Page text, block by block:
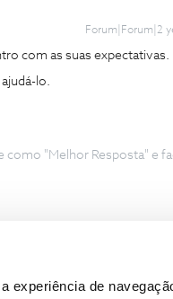
experiência de
Forum|Forum|2
com as suas expectativas.
lo.
como "Melhor Resposta" e